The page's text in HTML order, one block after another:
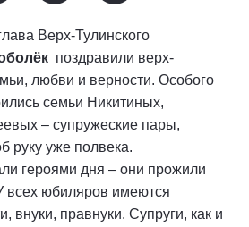
Верх-Тулинского
поздравили верх-
любви и верности. Особого
семьи Никитиных,
– супружеские пары,
руку уже полвека.
героями дня – они прожили
всех юбиляров имеются
внуки, правнуки. Супруги, как и